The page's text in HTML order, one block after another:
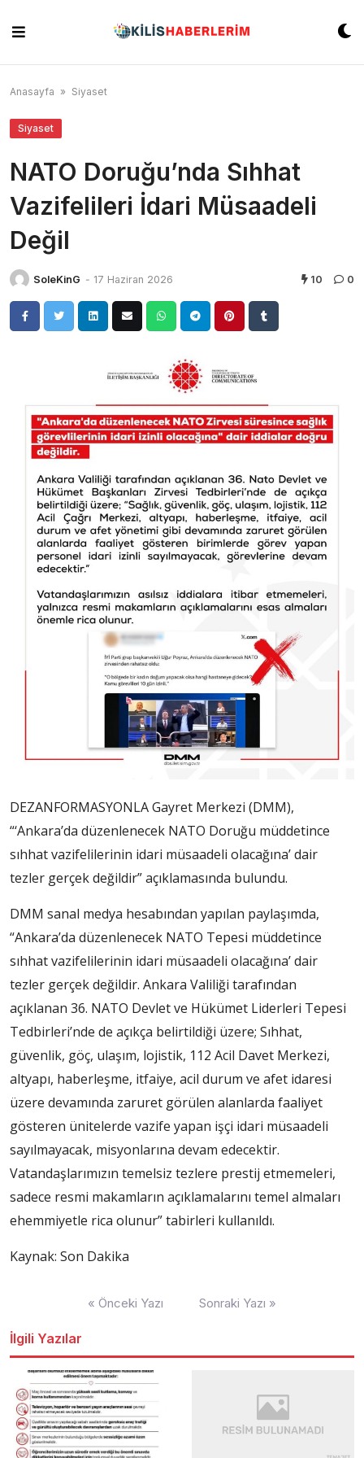
content
Anasayfa » Siyaset
Siyaset
NATO Doruğu’nda Sıhhat
Vazifelileri İdari Müsaadeli
Değil
SoleKinG - 17 Haziran 2026 10 0
DEZANFORMASYONLA Gayret Merkezi (DMM),
“‘Ankara’da düzenlenecek NATO Doruğu müddetince
sıhhat vazifelilerinin idari müsaadeli olacağına’ dair
tezler gerçek değildir” açıklamasında bulundu.
DMM sanal medya hesabından yapılan paylaşımda,
“Ankara’da düzenlenecek NATO Tepesi müddetince
sıhhat vazifelilerinin idari müsaadeli olacağına’ dair
tezler gerçek değildir. Ankara Valiliği tarafından
açıklanan 36. NATO Devlet ve Hükümet Liderleri Tepesi
Tedbirleri’nde de açıkça belirtildiği üzere; Sıhhat,
güvenlik, göç, ulaşım, lojistik, 112 Acil Davet Merkezi,
altyapı, haberleşme, itfaiye, acil durum ve afet idaresi
üzere devamında zaruret görülen alanlarda faaliyet
gösteren ünitelerde vazife yapan işçi idari müsaadeli
sayılmayacak, misyonlarına devam edecektir.
Vatandaşlarımızın temelsiz tezlere prestij etmemeleri,
sadece resmi makamların açıklamalarını temel almaları
ehemmiyetle rica olunur” tabirleri kullanıldı.
Kaynak: Son Dakika
« Önceki Yazı Sonraki Yazı »
İlgili Yazılar